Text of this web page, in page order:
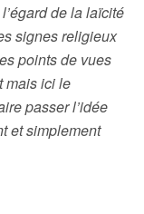
de la laïcité
signes religieux
points de vues
mais ici le
passer l’idée
et simplement